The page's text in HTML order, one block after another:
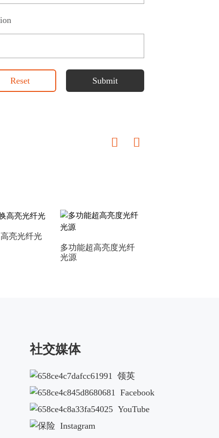
Reset Submit
亮光纤光
多功能超高亮度光纤
光源
社交媒体
领英
Facebook
YouTube
Instagram